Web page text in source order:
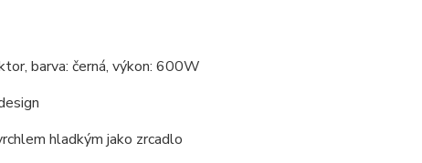
barva: černá, výkon: 600W
hladkým jako zrcadlo